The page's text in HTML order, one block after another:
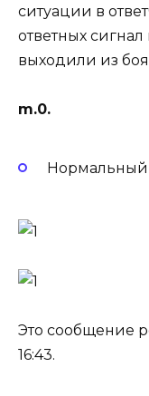
ситуации в
ответных
выходили из
m.0.
Нормальный
Это сообщение
16:43.